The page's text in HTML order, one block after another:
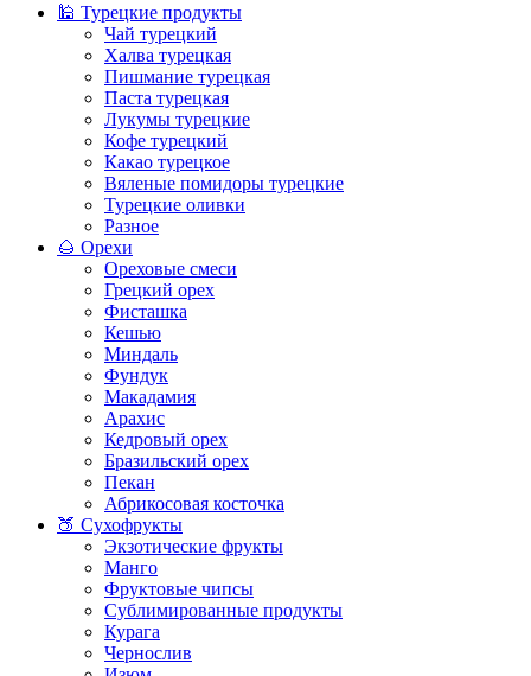
🕌 Турецкие продукты
Чай турецкий
Халва турецкая
Пишмание турецкая
Паста турецкая
Лукумы турецкие
Кофе турецкий
Какао турецкое
Вяленые помидоры турецкие
Турецкие оливки
Разное
🌰 Орехи
Ореховые смеси
Грецкий орех
Фисташка
Кешью
Миндаль
Фундук
Макадамия
Арахис
Кедровый орех
Бразильский орех
Пекан
Абрикосовая косточка
🍑 Сухофрукты
Экзотические фрукты
Манго
Фруктовые чипсы
Сублимированные продукты
Курага
Чернослив